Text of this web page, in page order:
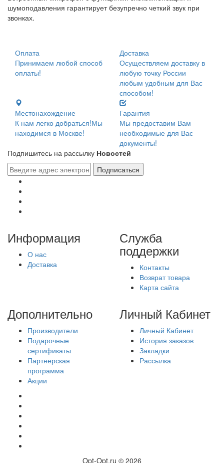
шумоподавления гарантирует безупречно четкий звук при
звонках.
Оплата
Принимаем любой способ
оплаты!
Доставка
Осуществляем доставку в
любую точку России
любым удобным для Вас
способом!
Местонахождение
К нам легко добраться!Мы
находимся в Москве!
Гарантия
Мы предоставим Вам
необходимые для Вас
документы!
Подпишитесь на рассылку Новостей
Подписаться
Информация
О нас
Доставка
Служба
поддержки
Контакты
Возврат товара
Карта сайта
Дополнительно
Производители
Подарочные
сертификаты
Партнерская
программа
Акции
Личный Кабинет
Личный Кабинет
История заказов
Закладки
Рассылка
Opt-Opt.ru © 2026